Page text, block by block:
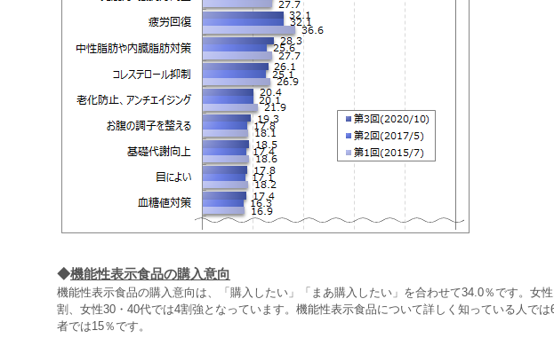
◆機能性表示食品の購入意向
機能性表示食品の購入意向は、「購入したい」「まあ購入したい」を合わせて34.0％です。女
割、女性30・40代では4割強となっています。機能性表示食品について詳しく知っている人では
者では15％です。